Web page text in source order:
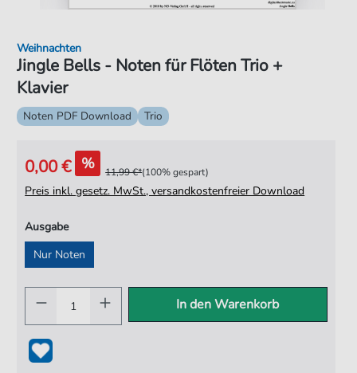
Jingle Bells - Noten für Flöten Trio +
Klavier
Weihnachten
Noten PDF Download Trio
0,00 € % 11,99 €*(100% gespart)
Preis inkl. gesetz. MwSt., versandkostenfreier Download
Ausgabe
Nur Noten
In den Warenkorb